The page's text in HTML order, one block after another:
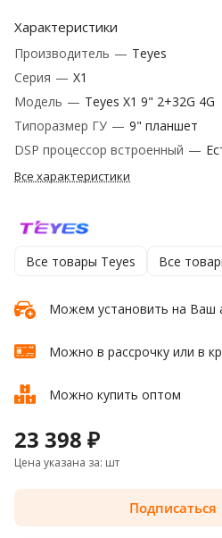
Характеристики
Производитель — Teyes
Серия — X1
Модель — Teyes X1 9" 2+32G 4G
Типоразмер ГУ — 9" планшет
DSP процессор встроенный —
Все характеристики
Все товары Teyes Все
Можем установить на Ваш
Можно в рассрочку или в
Можно купить оптом
23 398 ₽
Цена указана за: шт
Подписаться